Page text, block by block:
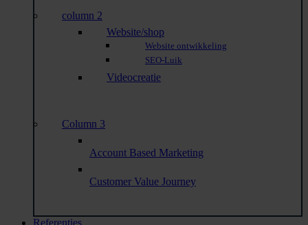
column 2
Website/shop
Website ontwikkeling
SEO-Luik
Videocreatie
Column 3
Account Based Marketing
Customer Value Journey
Referenties